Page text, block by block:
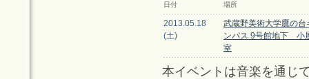
日付 場所
2013.05.18
(土)
武蔵野美術大学鷹の台
ンパス 9号館地下 小
室
本イベントは音楽を通じ